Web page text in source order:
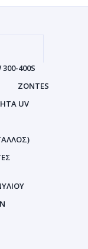
300-400S
ZONTES
UV